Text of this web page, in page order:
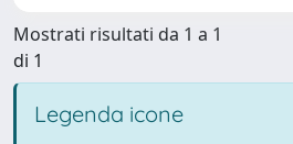
Mostrati risultati da 1 a 1
di 1
Legenda icone